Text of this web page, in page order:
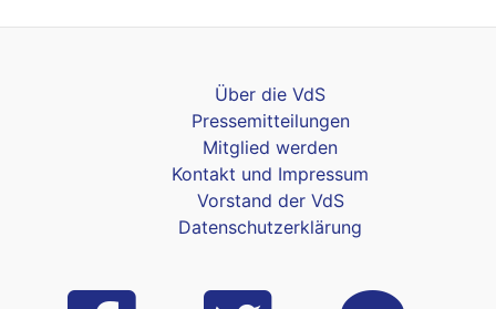
Über die VdS
Pressemitteilungen
Mitglied werden
Kontakt und Impressum
Vorstand der VdS
Datenschutzerklärung